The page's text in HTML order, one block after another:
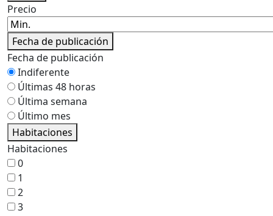
Precio
Fecha de publicación
Fecha de publicación
Indiferente
Últimas 48 horas
Última semana
Último mes
Habitaciones
Habitaciones
0
1
2
3